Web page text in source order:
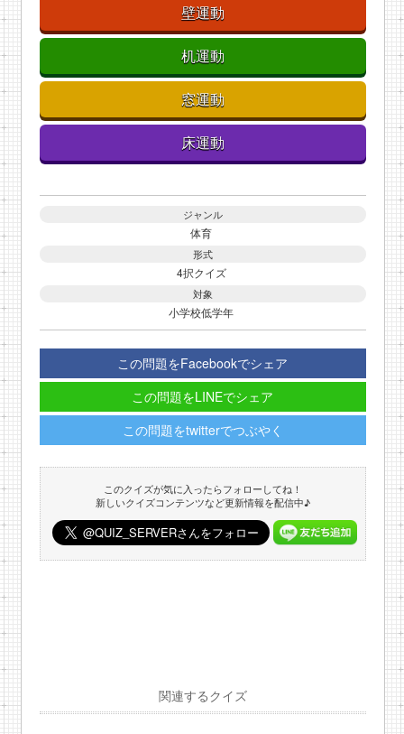
壁運動
机運動
窓運動
床運動
ジャンル
体育
形式
4択クイズ
対象
小学校低学年
この問題をFacebookでシェア
この問題をLINEでシェア
この問題をtwitterでつぶやく
このクイズが気に入ったらフォローしてね！
新しいクイズコンテンツなど更新情報を配信中♪
関連するクイズ